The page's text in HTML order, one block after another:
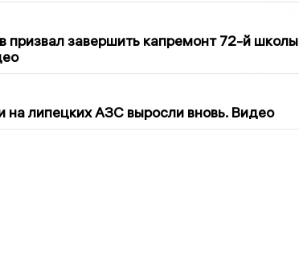
завершить капремонт 72-й школы
на липецких АЗС выросли вновь. Видео